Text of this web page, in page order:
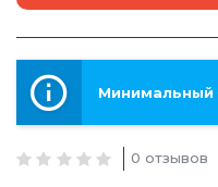
Минимальный
0 отзывов